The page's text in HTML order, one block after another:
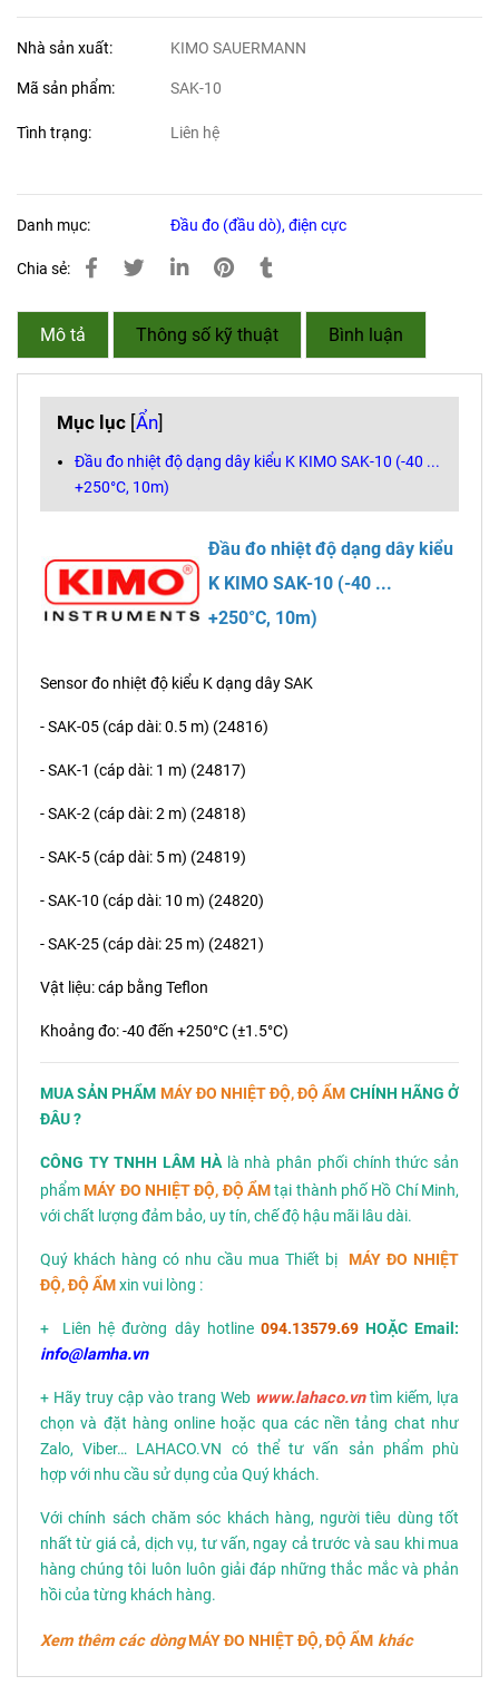
Nhà sản xuất: KIMO SAUERMANN
Mã sản phẩm: SAK-10
Tình trạng: Liên hệ
Danh mục: Đầu đo (đầu dò), điện cực
Chia sẻ:
Mô tả Thông số kỹ thuật Bình luận
Mục lục [Ẩn]
Đầu đo nhiệt độ dạng dây kiểu K KIMO SAK-10 (-40 ...
+250°C, 10m)
Đầu đo nhiệt độ dạng dây kiểu
K KIMO SAK-10 (-40 ...
+250°C, 10m)
Sensor đo nhiệt độ kiểu K dạng dây SAK
- SAK-05 (cáp dài: 0.5 m) (24816)
- SAK-1 (cáp dài: 1 m) (24817)
- SAK-2 (cáp dài: 2 m) (24818)
- SAK-5 (cáp dài: 5 m) (24819)
- SAK-10 (cáp dài: 10 m) (24820)
- SAK-25 (cáp dài: 25 m) (24821)
Vật liệu: cáp bằng Teflon
Khoảng đo: -40 đến +250°C (±1.5°C)
MUA SẢN PHẨM MÁY ĐO NHIỆT ĐỘ, ĐỘ ẨM CHÍNH HÃNG Ở
ĐÂU ?
CÔNG TY TNHH LÂM HÀlà nhà phân phối chính thức sản
phẩmMÁY ĐO NHIỆT ĐỘ, ĐỘ ẨMtại thành phố Hồ Chí Minh,
với chất lượng đảm bảo, uy tín, chế độ hậu mãi lâu dài.
Quý khách hàng có nhu cầu mua Thiết bị MÁY ĐO NHIỆT
ĐỘ, ĐỘ ẨMxin vui lòng :
+ Liên hệ đường dây hotline 094.13579.69HOẶC Email:
info@lamha.vn
+ Hãy truy cập vào trang Web www.lahaco.vntìm kiếm, lựa
chọn và đặt hàng online hoặc qua các nền tảng chat như
Zalo, Viber… LAHACO.VN có thể tư vấn sản phẩm phù
hợp với nhu cầu sử dụng của Quý khách.
Với chính sách chăm sóc khách hàng, người tiêu dùng tốt
nhất từ giá cả, dịch vụ, tư vấn, ngay cả trước và sau khi mua
hàng chúng tôi luôn luôn giải đáp những thắc mắc và phản
hồi của từng khách hàng.
Xem thêm các dòngMÁY ĐO NHIỆT ĐỘ, ĐỘ ẨM khác